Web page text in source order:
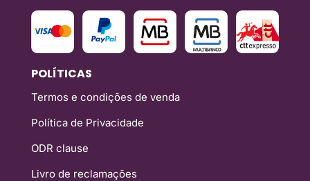
POLÍTICAS
Termos e condições de venda
Política de Privacidade
ODR clause
Livro de reclamações